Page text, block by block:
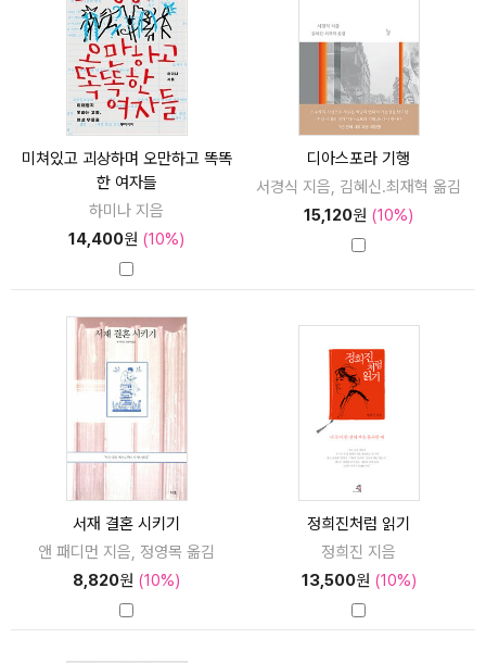
미쳐있고 괴상하며 오만하고 똑똑
한 여자들
하미나 지음
14,400원 (10%)
디아스포라 기행
서경식 지음, 김혜신.최재혁 옮김
15,120원 (10%)
서재 결혼 시키기
앤 패디먼 지음, 정영목 옮김
8,820원 (10%)
정희진처럼 읽기
정희진 지음
13,500원 (10%)